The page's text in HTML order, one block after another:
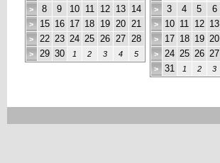
> 8 9 10 11 12 13 14
> 15 16 17 18 19 20 21
> 22 23 24 25 26 27 28
> 29 30 1 2 3 4 5
> 3 4 5 6
> 10 11 12 13
> 17 18 19 20
> 24 25 26 27
> 31 1 2 3